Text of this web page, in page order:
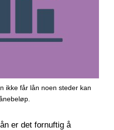
ikke får lån noen steder kan
er det fornuftig å